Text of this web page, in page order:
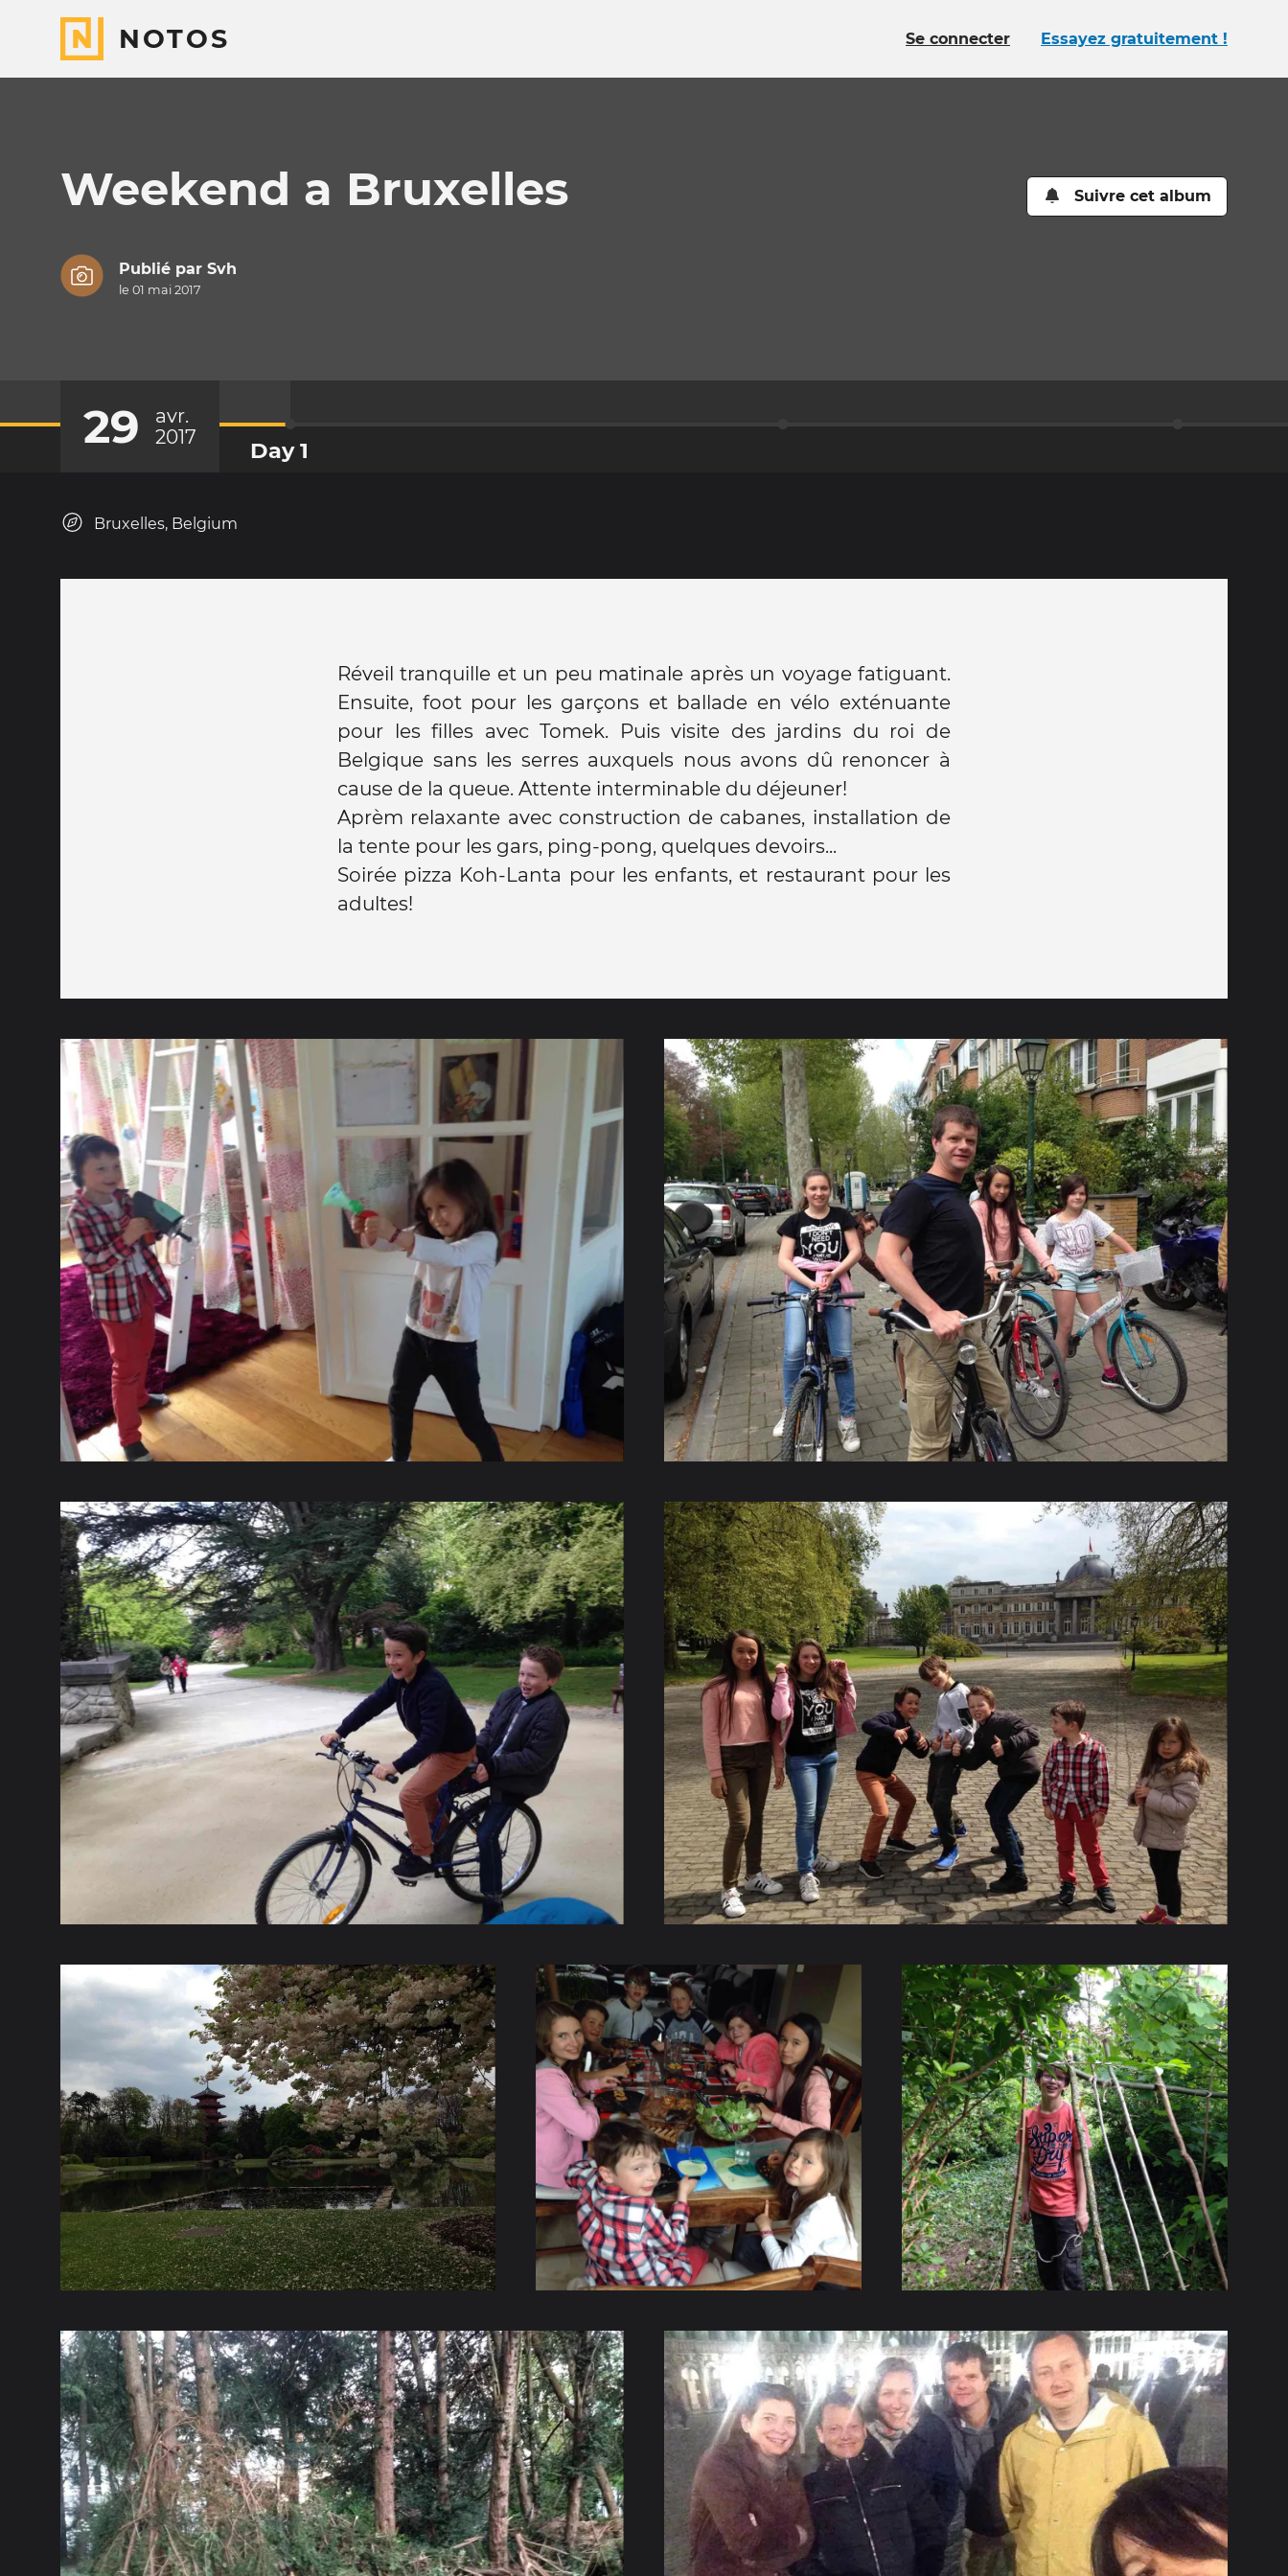
NOTOS Se connecter Essayez gratuitement !
Weekend a Bruxelles Suivre cet album
Publié par Svh
le 01 mai 2017
29
avr.
2017
Day 1
Bruxelles, Belgium
Réveil tranquille et un peu matinale après un voyage fatiguant.
Ensuite, foot pour les garçons et ballade en vélo exténuante
pour les filles avec Tomek. Puis visite des jardins du roi de
Belgique sans les serres auxquels nous avons dû renoncer à
cause de la queue. Attente interminable du déjeuner!
Aprèm relaxante avec construction de cabanes, installation de
la tente pour les gars, ping-pong, quelques devoirs...
Soirée pizza Koh-Lanta pour les enfants, et restaurant pour les
adultes!